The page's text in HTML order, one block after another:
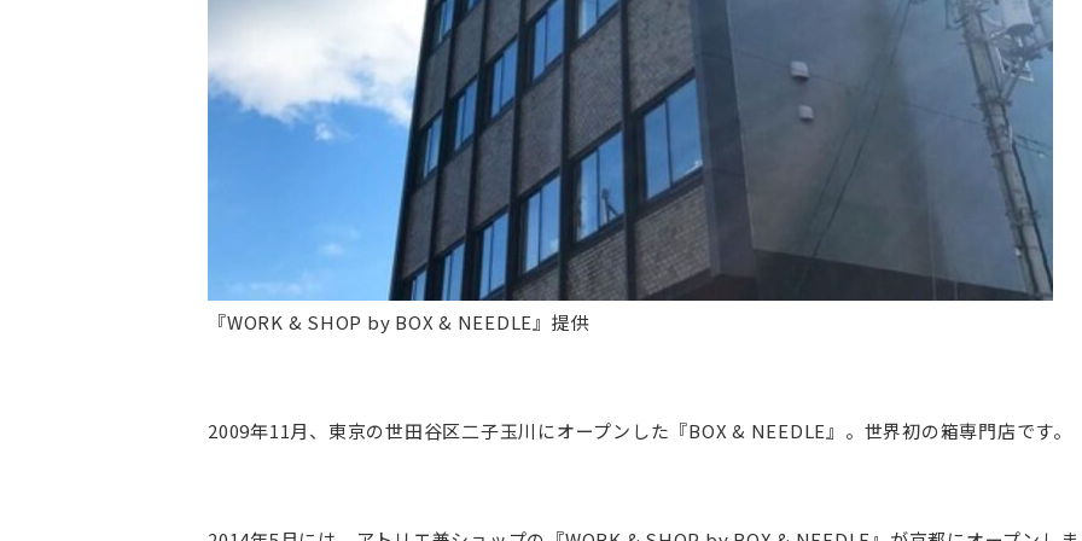
『WORK & SHOP by BOX & NEEDLE』提供
2009年11月、東京の世田谷区二子玉川にオープンした『BOX & NEEDLE』。世界初の箱専門店です。